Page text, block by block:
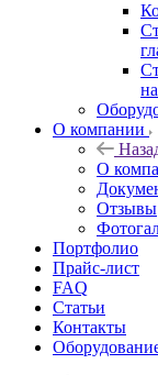
О компании
О
Отзывы
Портфолио
Прайс-лист
FAQ
Статьи
Контакты